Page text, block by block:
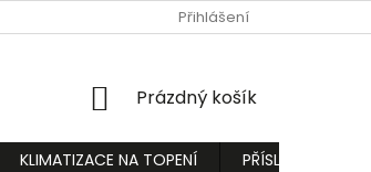
OCHRANY OSOBNÍCH ÚDAJŮ
Přihlášení
NÁKUPNÍ
Prázdný košík
KLIMATIZACE NA TOPENÍ
PŘÍSLUŠENSTVÍ